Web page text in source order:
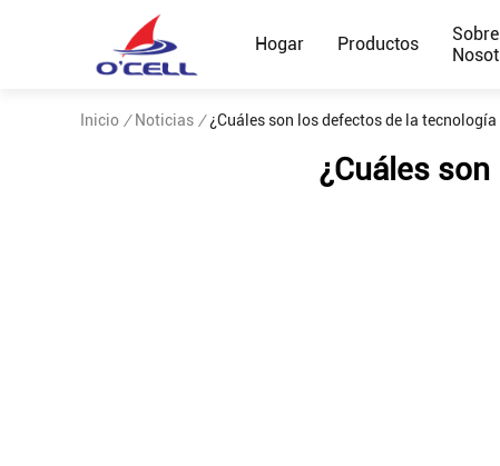
Hogar Productos
Sobre
Inicio / Noticias / ¿Cuáles son los defectos de la
¿Cuáles